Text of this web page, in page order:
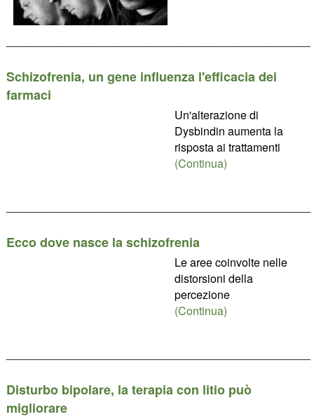
Schizofrenia, un gene influenza l'efficacia dei
farmaci
Un'alterazione di
Dysbindin aumenta la
risposta ai trattamenti
(Continua)
Ecco dove nasce la schizofrenia
Le aree coinvolte nelle
distorsioni della
percezione
(Continua)
Disturbo bipolare, la terapia con litio può
migliorare